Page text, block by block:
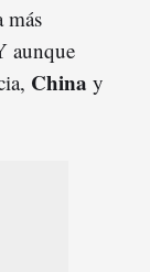
más
aunque
China y